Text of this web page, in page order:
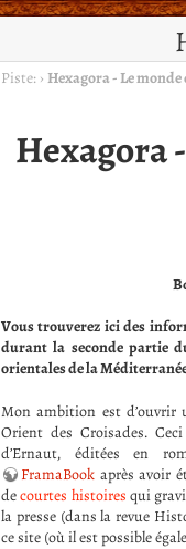
Piste: › Hexagora - Le
Hexagora
Vous trouverez ici des
durant la seconde partie
orientales de la
Mon ambition est d’ouvrir
Orient des Croisades.
d’Ernaut, éditées en
FramaBook après avoir
decourtes histoires qui
la presse (dans la revue
ce site (où il est possible